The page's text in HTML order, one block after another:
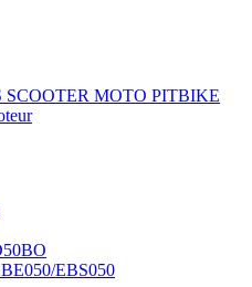
SCOOTER MOTO PITBIKE
EBS050